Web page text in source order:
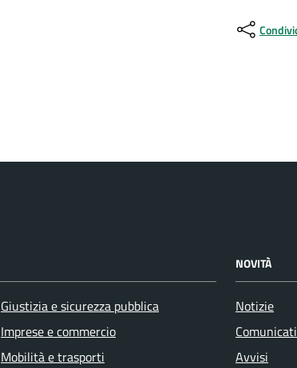
Giustizia e sicurezza pubblica
Imprese e commercio
Mobilità e trasporti
NOVITÀ
Notizie
Comunicati
Avvisi